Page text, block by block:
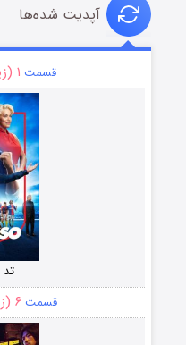
آپدیت شده‌ها
قسمت ۱ (زیرنویس)
تد
قسمت ۶ (زیرنویس)